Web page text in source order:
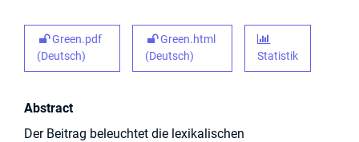
Green.pdf
(Deutsch)
Green.html
(Deutsch)
Statistik
Abstract
Der Beitrag beleuchtet die lexikalischen